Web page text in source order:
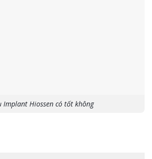
Implant Hiossen có tốt không